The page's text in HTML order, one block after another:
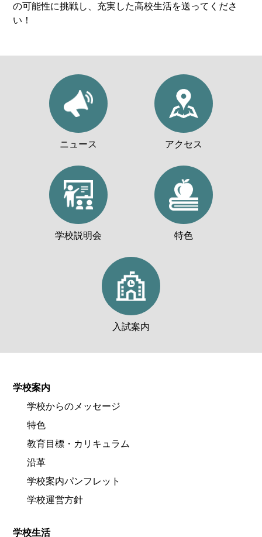
の可能性に挑戦し、充実した高校生活を送ってくださ
い！
ニュース アクセス
学校説明会 特色
入試案内
学校案内
学校からのメッセージ
特色
教育目標・カリキュラム
沿革
学校案内パンフレット
学校運営方針
学校生活